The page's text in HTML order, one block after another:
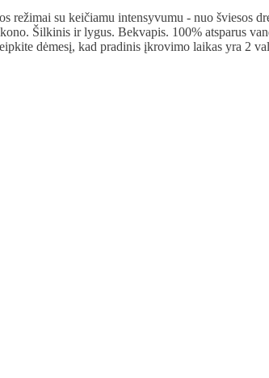
režimai su keičiamu intensyvumu - nuo šviesos
Šilkinis ir lygus. Bekvapis. 100% atsparus
dėmesį, kad pradinis įkrovimo laikas yra 2